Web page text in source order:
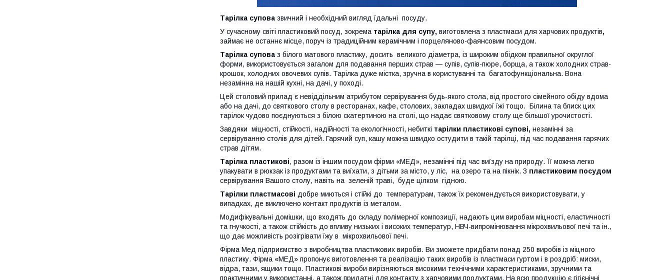
Тарілка супова звичний і необхідний вигляд їдальні посуду.
У сучасному світі пластиковий посуд, зокрема тарілка для супу, виготовлена з пластмаси для харчових продуктів,
займає не останнє місце, поруч із традиційним керамічним і порцеляново-фаянсовим посудом.
Тарілка супова з білого матового пластику, досить великого діаметра, із широким обідком правильної округлої
форми, використовується загалом для подавання перших страв — супів, супів-пюре, борща, а також холодних страв-
крошок, холодних овочевих супів. Тарілка дуже містка, зручна в користуванні та багатофункціональна. Вона
незамінна на нашій кухні, на дачі, у поході.
Цей столовий прилад є невіддільним атрибутом сервірування будь-якого стола, від простого сімейного обіду вдома
або на дачі, до святкового столу в ресторанах, кафе, столових, закладах швидкої їжі тощо. Білина та блиск цих
тарілок чудово поєднуються з білою скатертиною на столі, що надає святковому столу ще більшої урочистості.
Завдяки міцності, стійкості, надійності та екологічності, небиткі тарілки пластикові супові, незамінні за
сервіруванню столів для дітей. Гарячий суп, кашу можна швидко остудити в такій тарілці, під час подавання гарячих
страв дітям.
Тарілка пластикові, разом із іншим посудом фірми «МЕД», незамінні під час виїзду на природу. Її можна легко
упакувати в рюкзак із продуктами та виїхати, з дітьми за місто, у ліс, на озеро та на пікнік. З пластиковим посудом
сервірування Вашого столу, навіть на зеленій траві, буде цілком гідною.
Тарілки пластмасові добре миються і стійкі до температурам, також їх рекомендується використовувати, у
випадках, де виключено контакт продуктів із металом.
Модифікувальні домішки, що входять до складу полімерної композиції, надають цим виробам міцності, еластичності
та гнучкості, а також стійкість до впливу низьких і високих температур, НВЧ-випромінювання мікрохвильової печі та ін.,
що дає можливість розігрівати їжу в мікрохвильової печі.
Фірма Мед підприємство з виробництва пластикових виробів. Ви зможете придбати понад 250 виробів із міцного
пластику. Фірма «МЕД» пропонує виготовлення та реалізацію таких виробів із пластмаси гуртом і в роздріб: миски,
відра, тази, ящики тощо. Пластикові вироби вирізняються високими технічними характеристиками, зручними та
практичними у використанні, а також придатні для контакту з харчовими продуктами. На всю продукцію є гігієнічні